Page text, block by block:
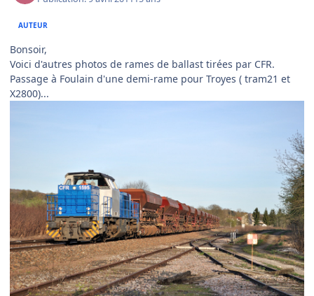
AUTEUR
Bonsoir,
Voici d'autres photos de rames de ballast tirées par CFR.
Passage à Foulain d'une demi-rame pour Troyes ( tram21 et
X2800)...